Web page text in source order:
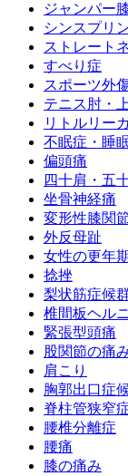
ジャンパー
シンスプリ
ストレート
すべり症
スポーツ外
テニス肘・
リトルリー
不眠症・睡
偏頭痛
四十肩・五
坐骨神経痛
変形性膝関
外反母趾
女性の更年
捻挫
梨状筋症候
椎間板ヘル
緊張型頭痛
股関節の痛
肩こり
胸郭出口症
脊柱管狭窄
腰椎分離症
腰痛
膝の痛み